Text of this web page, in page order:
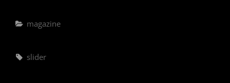
Categorías
magazine
Etiquetas,
slider